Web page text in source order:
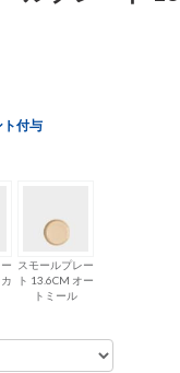
ト付与
スモールプレー
ト 13.6CM オー
トミール